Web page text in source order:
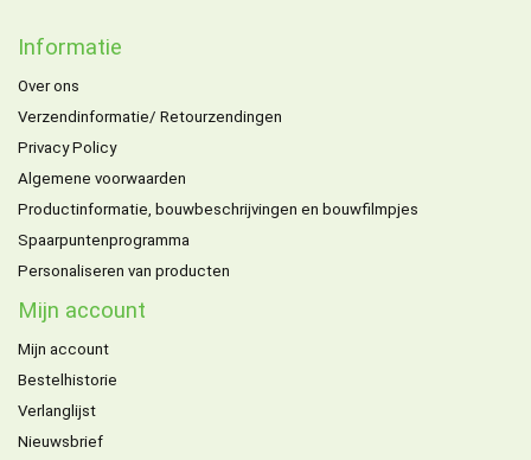
Informatie
Over ons
Verzendinformatie/ Retourzendingen
Privacy Policy
Algemene voorwaarden
Productinformatie, bouwbeschrijvingen en bouwfilmpjes
Spaarpuntenprogramma
Personaliseren van producten
Mijn account
Mijn account
Bestelhistorie
Verlanglijst
Nieuwsbrief